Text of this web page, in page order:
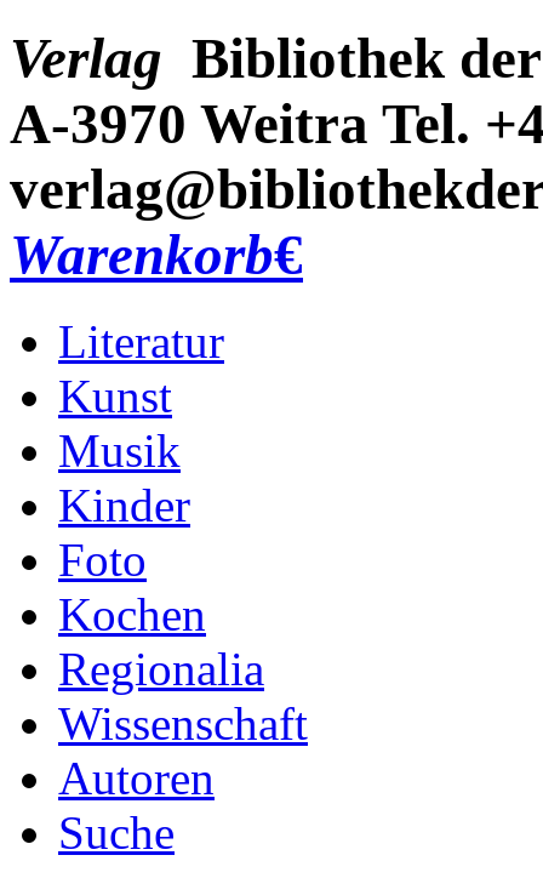
Verlag Bibliothek
A-3970 Weitra Tel.
Warenkorb€
Literatur
Kunst
Musik
Kinder
Foto
Kochen
Regionalia
Wissenschaft
Autoren
Suche